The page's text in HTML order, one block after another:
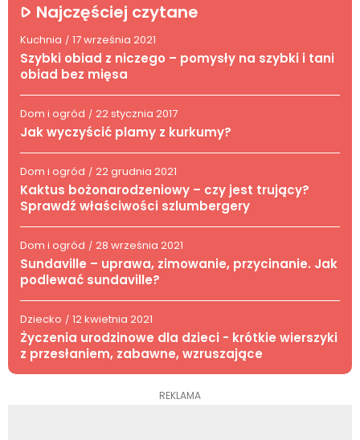
Najczęściej czytane
Kuchnia / 17 września 2021
Szybki obiad z niczego – pomysły na szybki i tani
obiad bez mięsa
Dom i ogród / 22 stycznia 2017
Jak wyczyścić plamy z kurkumy?
Dom i ogród / 22 grudnia 2021
Kaktus bożonarodzeniowy – czy jest trujący?
Sprawdź właściwości szlumbergery
Dom i ogród / 28 września 2021
Sundaville – uprawa, zimowanie, przycinanie. Jak
podlewać sundaville?
Dziecko / 12 kwietnia 2021
Życzenia urodzinowe dla dzieci - krótkie wierszyki
z przesłaniem, zabawne, wzruszające
REKLAMA